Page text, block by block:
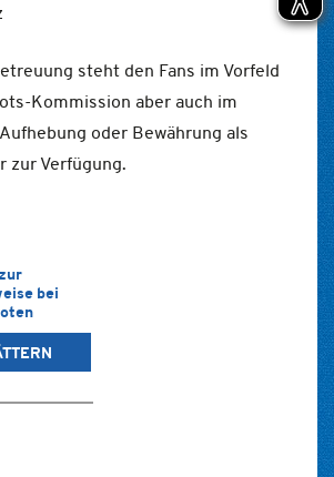
steht den Fans im Vorfeld
Kommission aber auch im
oder Bewährung als
zur Verfügung.
bei